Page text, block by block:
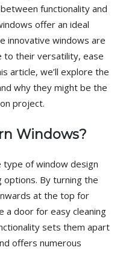
functionality and
offer an ideal
innovative windows are
to their versatility, ease
article, we’ll explore the
why they might be the
project.
Windows?
type of window design
By turning the
at the top for
a door for easy cleaning
sets them apart
offers numerous